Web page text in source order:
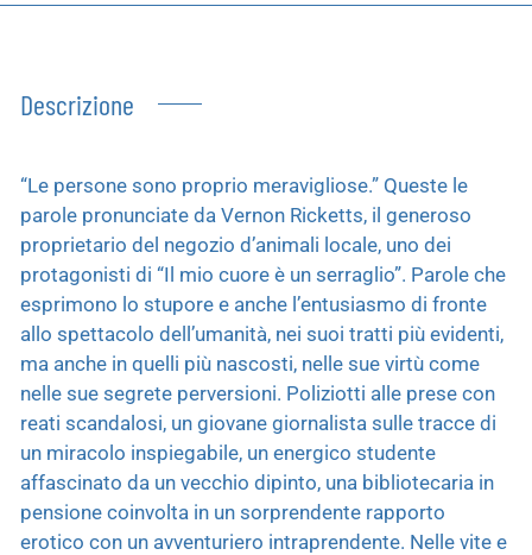
Descrizione
“Le persone sono proprio meravigliose.” Queste le
parole pronunciate da Vernon Ricketts, il generoso
proprietario del negozio d’animali locale, uno dei
protagonisti di “Il mio cuore è un serraglio”. Parole che
esprimono lo stupore e anche l’entusiasmo di fronte
allo spettacolo dell’umanità, nei suoi tratti più evidenti,
ma anche in quelli più nascosti, nelle sue virtù come
nelle sue segrete perversioni. Poliziotti alle prese con
reati scandalosi, un giovane giornalista sulle tracce di
un miracolo inspiegabile, un energico studente
affascinato da un vecchio dipinto, una bibliotecaria in
pensione coinvolta in un sorprendente rapporto
erotico con un avventuriero intraprendente. Nelle vite e